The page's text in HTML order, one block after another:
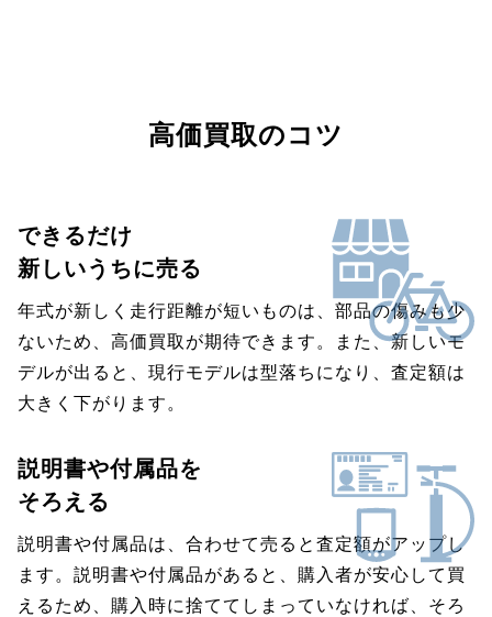
高価買取のコツ
できるだけ
新しいうちに売る
年式が新しく走行距離が短いものは、部品の傷みも少
ないため、高価買取が期待できます。また、新しいモ
デルが出ると、現行モデルは型落ちになり、査定額は
大きく下がります。
説明書や付属品を
そろえる
説明書や付属品は、合わせて売ると査定額がアップし
ます。説明書や付属品があると、購入者が安心して買
えるため、購入時に捨ててしまっていなければ、そろ